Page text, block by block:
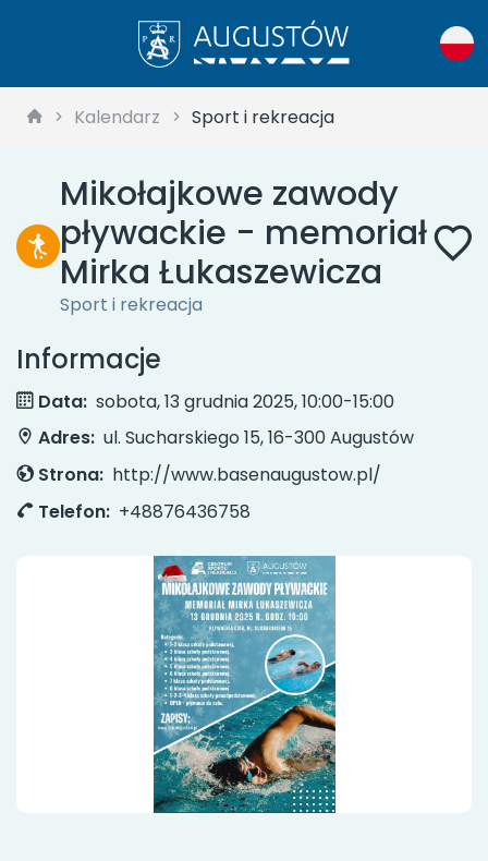
Kalendarz Sport i rekreacja
Mikołajkowe zawody
pływackie - memoriał
Mirka Łukaszewicza
Sport i rekreacja
Informacje
Data: sobota, 13 grudnia 2025, 10:00-15:00
Adres: ul. Sucharskiego 15, 16-300 Augustów
Strona: http://www.basenaugustow.pl/
Telefon: +48876436758